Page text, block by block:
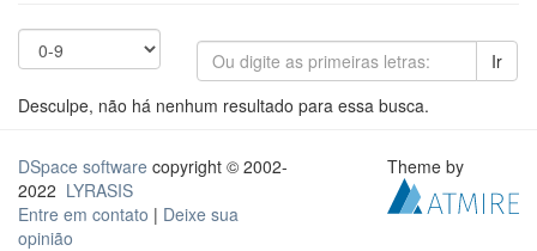
Ir
Desculpe, não há nenhum resultado para essa busca.
DSpace software copyright © 2002-
2022 LYRASIS
Entre em contato | Deixe sua
opinião
Theme by